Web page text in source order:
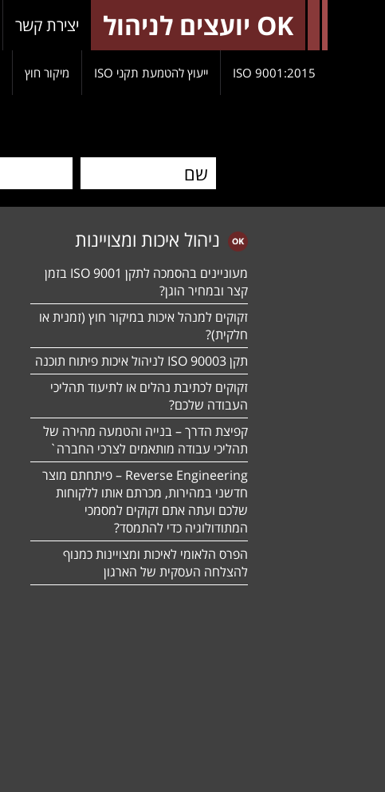
OK יועצים לניהול יצירת קשר
9001:2015 ISO ייעוץ להטמעת תקני ISO מיקור חוץ
ניהול איכות ומצויינות
מעוניינים בהסמכה לתקן ISO 9001 בזמן
קצר ובמחיר הוגן?
זקוקים למנהל איכות במיקור חוץ (זמנית או
חלקית)?
תקן ISO 90003 לניהול איכות פיתוח תוכנה
זקוקים לכתיבת נהלים או לתיעוד תהליכי
העבודה שלכם?
קפיצת הדרך – בנייה והטמעה מהירה של
תהליכי עבודה מותאמים לצרכי החברה`
Reverse Engineering – פיתחתם מוצר
חדשני במהירות, מכרתם אותו ללקוחות
שלכם ועתה אתם זקוקים למסמכי
המתודולוגיה כדי להתמסד?
הפרס הלאומי לאיכות ומצויינות כמנוף
להצלחה העסקית של הארגון